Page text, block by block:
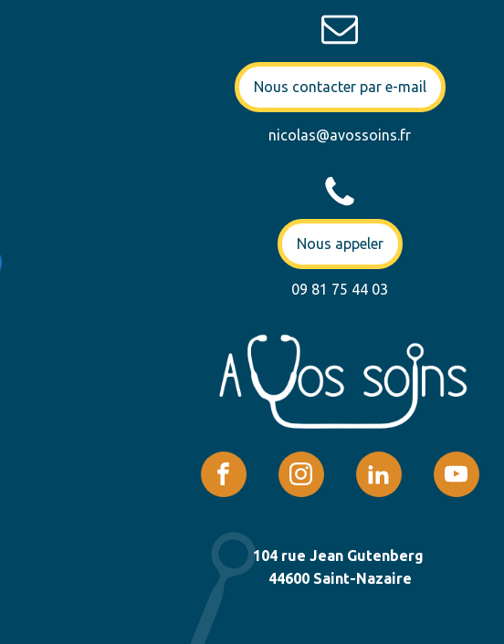
Nous contacter par e-mail
nicolas@avossoins.fr
Nous appeler
09 81 75 44 03
104 rue Jean Gutenberg
44600 Saint-Nazaire